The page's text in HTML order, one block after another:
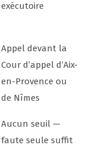
exécutoire
Appel devant la
Cour d’appel d’Aix-
en-Provence ou
de Nîmes
Aucun seuil —
faute seule suffit